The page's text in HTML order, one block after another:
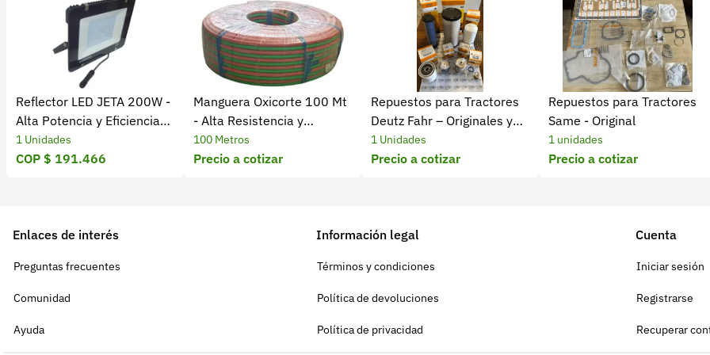
Reflector LED JETA 200W -
Alta Potencia y Eficiencia
Energética
1 Unidades
COP $ 191.466
Manguera Oxicorte 100 Mt
- Alta Resistencia y
Durabilidad
100 Metros
Precio a cotizar
Repuestos para Tractores
Deutz Fahr – Originales y
Homologados
1 Unidades
Precio a cotizar
Repuestos para Tractores
Same - Original
1 unidades
Precio a cotizar
Enlaces de interés
Preguntas frecuentes
Comunidad
Ayuda
Información legal
Términos y condiciones
Política de devoluciones
Política de privacidad
Cuenta
Iniciar sesión
Registrarse
Recuperar